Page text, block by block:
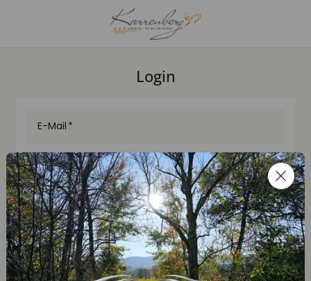
Login
E-Mail
Passwort
Login
Neues Kundenkonto erstellen
Passwort zurücksetzen